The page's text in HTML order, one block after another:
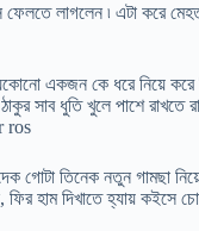
লাগলেন ৷ এটা করে
একজন কে ধরে নিয়ে করে
সাব ধুতি খুলে পাশে রাখতে
ros
গোটা তিনেক নতুন গামছা
হাম দিখাতে হ্যায় কইসে